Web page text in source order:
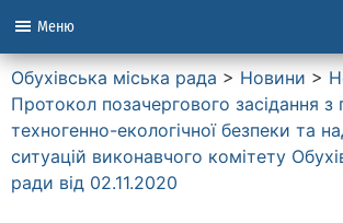
Меню
Обухівська міська рада > Новини >
Протокол позачергового засідання з
техногенно-екологічної безпеки та
ситуацій виконавчого комітету
ради від 02.11.2020